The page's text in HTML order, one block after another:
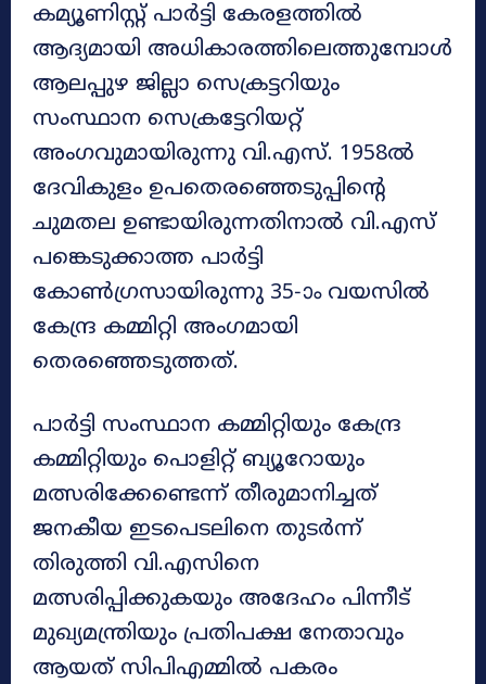
കമ്യൂണിസ്റ്റ് പാർട്ടി കേരളത്തിൽ
ആദ്യമായി അധികാരത്തിലെത്തുമ്പോൾ
ആലപ്പുഴ ജില്ലാ സെക്രട്ടറിയും
സംസ്ഥാന സെക്രട്ടേറിയറ്റ്
അംഗവുമായിരുന്നു വി.എസ്. 1958ൽ
ദേവികുളം ഉപതെരഞ്ഞെടുപ്പിന്‍റെ
ചുമതല ഉണ്ടായിരുന്നതിനാൽ വി.എസ്
പങ്കെടുക്കാത്ത പാർട്ടി
കോൺഗ്രസായിരുന്നു 35-ാം വയസിൽ
കേന്ദ്ര കമ്മിറ്റി അംഗമായി
തെരഞ്ഞെടുത്തത്.
പാർട്ടി സംസ്ഥാന കമ്മിറ്റിയും കേന്ദ്ര
കമ്മിറ്റിയും പൊളിറ്റ് ബ്യൂറോയും
മത്സരിക്കേണ്ടെന്ന് തീരുമാനിച്ചത്
ജനകീയ ഇടപെടലിനെ തുടർന്ന്
തിരുത്തി വി.എസിനെ
മത്സരിപ്പിക്കുകയും അദേഹം പിന്നീട്
മുഖ്യമന്ത്രിയും പ്രതിപക്ഷ നേതാവും
ആയത് സിപിഎമ്മിൽ പകരം